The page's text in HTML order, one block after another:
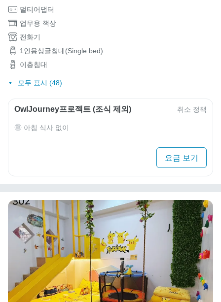
멀티어댑터
업무용 책상
전화기
1인용싱글침대(Single bed)
이층침대
모두 표시 (48)
OwlJourney프로젝트 (조식 제외) 취소 정책
아침 식사 없이
요금 보기